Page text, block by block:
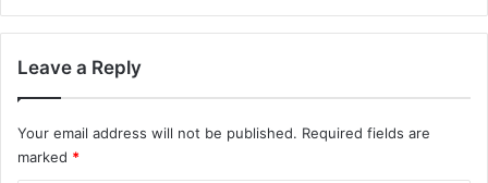
Leave a Reply
Your email address will not be published. Required fields are
marked *